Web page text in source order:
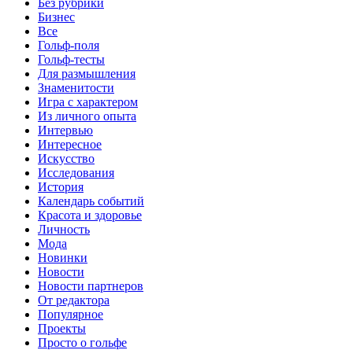
Без рубрики
Бизнес
Все
Гольф-поля
Гольф-тесты
Для размышления
Знаменитости
Игра с характером
Из личного опыта
Интервью
Интересное
Искусство
Исследования
История
Календарь событий
Красота и здоровье
Личность
Мода
Новинки
Новости
Новости партнеров
От редактора
Популярное
Проекты
Просто о гольфе